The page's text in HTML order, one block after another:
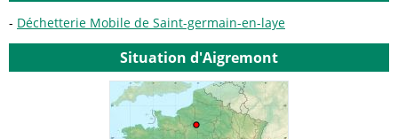
Déchetterie Mobile de Saint-germain-en-laye
Situation d'Aigremont